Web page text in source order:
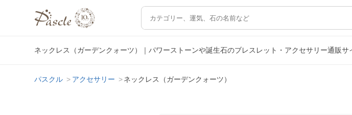
ネックレス（ガーデンクォーツ）｜パワーストーンや誕生石のブレスレット・アクセサリー通販サ
パスクル アクセサリー ネックレス（ガーデンクォーツ）